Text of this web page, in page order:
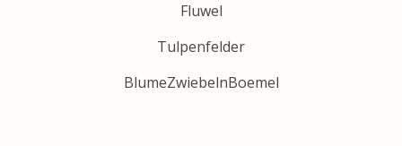
Fluwel
Tulpenfelder
BlumeZwiebelnBoemel